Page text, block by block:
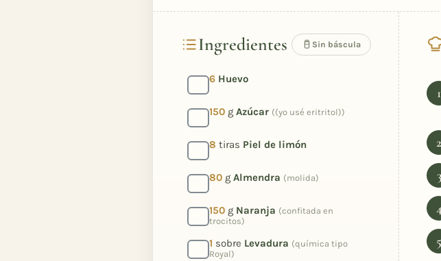
Ingredientes Sin báscula
6 Huevo
150 g Azúcar ((yo usé eritritol))
8 tiras Piel de limón
80 g Almendra (molida)
150 g Naranja (confitada en
trocitos)
1 sobre Levadura (química tipo
Royal)